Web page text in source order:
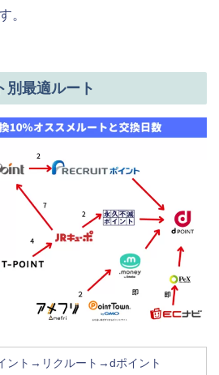
。
別最適ルート
ント→リクルート→dポイント